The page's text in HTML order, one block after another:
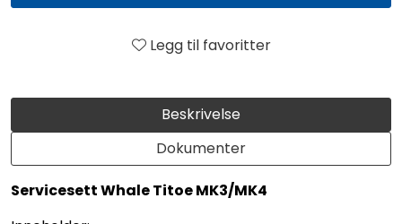
Beskrivelse
Dokumenter
Servicesett Whale Titoe MK3/MK4
Legg til favoritter